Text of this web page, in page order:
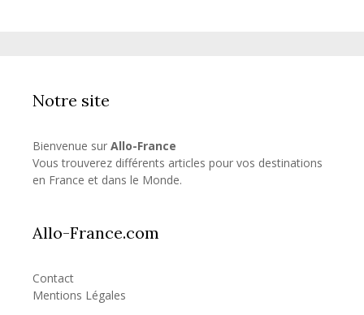
Notre site
Bienvenue sur Allo-France
Vous trouverez différents articles pour vos destinations
en France et dans le Monde.
Allo-France.com
Contact
Mentions Légales